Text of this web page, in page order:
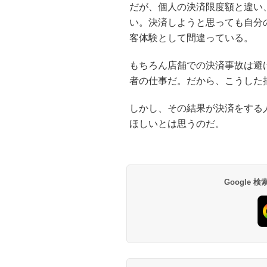
だが、個人の決済限度額と違
い。決済しようと思っても自
客体験として間違っている。
もちろん店舗での決済事故は
者の仕事だ。だから、こうし
しかし、その結果が決済をす
ほしいとは思うのだ。
Google 検